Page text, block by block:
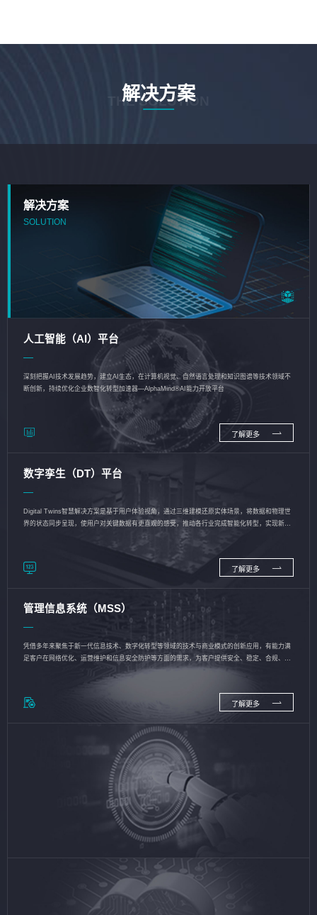
解决方案
THE SOLUTION
解决方案
SOLUTION
人工智能（AI）平台
深刻把握AI技术发展趋势，建立AI生态，在计算机视觉、自然语言处理和知识图谱等技术领域不
断创新，持续优化企业数智化转型加速器—AlphaMind®AI能力开放平台
了解更多
数字孪生（DT）平台
Digital Twins智慧解决方案是基于用户体验视角，通过三维建模还原实体场景，将数据和物理世
界的状态同步呈现，使用户对关键数据有更直观的感受，推动各行业完成智能化转型，实现新旧
了解更多
管理信息系统（MSS）
凭借多年来聚焦于新一代信息技术、数字化转型等领域的技术与商业模式的创新应用，有能力满
足客户在网络优化、运营维护和信息安全防护等方面的需求，为客户提供安全、稳定、合规、持
了解更多